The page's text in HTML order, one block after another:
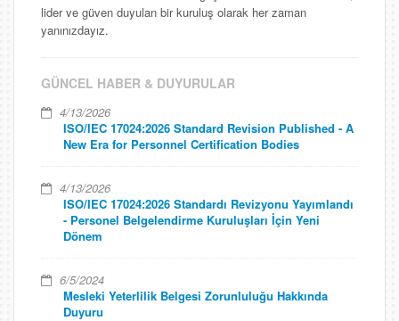
lider ve güven duyulan bir kuruluş olarak her zaman
yanınızdayız.
GÜNCEL HABER & DUYURULAR
4/13/2026
ISO/IEC 17024:2026 Standard Revision Published - A
New Era for Personnel Certification Bodies
4/13/2026
ISO/IEC 17024:2026 Standardı Revizyonu Yayımlandı
- Personel Belgelendirme Kuruluşları İçin Yeni
Dönem
6/5/2024
Mesleki Yeterlilik Belgesi Zorunluluğu Hakkında
Duyuru